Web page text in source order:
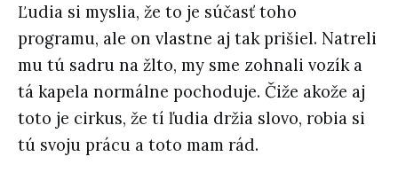
Ľudia si myslia, že to je súčasť toho
programu, ale on vlastne aj tak prišiel. Natreli
mu tú sadru na žlto, my sme zohnali vozík a
tá kapela normálne pochoduje. Čiže akože aj
toto je cirkus, že tí ľudia držia slovo, robia si
tú svoju prácu a toto mam rád.